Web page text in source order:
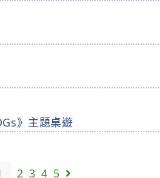
》主題桌遊
2 3 4 5 Go to the next page